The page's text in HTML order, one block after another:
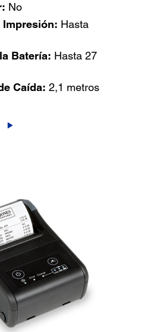
No
Impresión: Hasta
Batería: Hasta 27
Caída: 2,1 metros